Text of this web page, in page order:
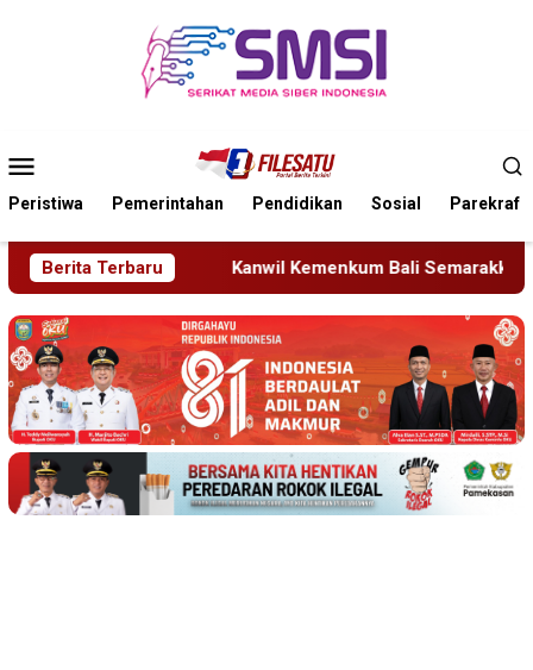
Mobile
Peristiwa Pemerintahan Pendidikan Sosial Parekraf
Berita Terbaru
Kemenkum Bali Semarakkan Hari Pengayoman ke-81